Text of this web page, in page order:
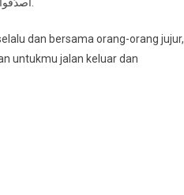
dan bersama orang-orang jujur,
untukmu jalan keluar dan